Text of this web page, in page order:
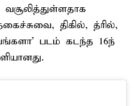
வசூலித்துள்ளதாக
திகில், த்ரில்,
படம் கடந்த 16ந்